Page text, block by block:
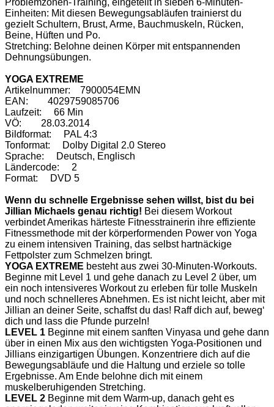
Einheiten: Mit diesen Bewegungsabläufen trainierst du
gezielt Schultern, Brust, Arme, Bauchmuskeln, Rücken,
Beine, Hüften und Po.
Stretching: Belohne deinen Körper mit entspannenden
Dehnungsübungen.
YOGA EXTREME
Artikelnummer: 7900054EMN
EAN: 4029759085706
Laufzeit: 66 Min
VÖ: 28.03.2014
Bildformat: PAL 4:3
Tonformat: Dolby Digital 2.0 Stereo
Sprache: Deutsch, Englisch
Ländercode: 2
Format: DVD 5
Wenn du schnelle Ergebnisse sehen willst, bist du bei
Jillian Michaels genau richtig! Bei diesem Workout
verbindet Amerikas härteste Fitnesstrainerin ihre effiziente
Fitnessmethode mit der körperformenden Power von Yoga
zu einem intensiven Training, das selbst hartnäckige
Fettpolster zum Schmelzen bringt.
YOGA EXTREME besteht aus zwei 30-Minuten-Workouts.
Beginne mit Level 1 und gehe danach zu Level 2 über, um
ein noch intensiveres Workout zu erleben für tolle Muskeln
und noch schnelleres Abnehmen. Es ist nicht leicht, aber mit
Jillian an deiner Seite, schaffst du das! Raff dich auf, beweg‘
dich und lass die Pfunde purzeln!
LEVEL 1 Beginne mit einem sanften Vinyasa und gehe dann
über in einen Mix aus den wichtigsten Yoga-Positionen und
Jillians einzigartigen Übungen. Konzentriere dich auf die
Bewegungsabläufe und die Haltung und erziele so tolle
Ergebnisse. Am Ende belohne dich mit einem
muskelberuhigenden Stretching.
LEVEL 2 Beginne mit dem Warm-up, danach geht es